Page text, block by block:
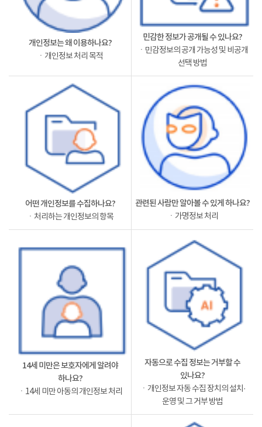
개인정보는 왜 이용하나요?
ㆍ개인정보 처리 목적
민감한 정보가 공개될 수 있나요?
ㆍ민감정보의 공개 가능성 및 비공개
선택 방법
어떤 개인정보를 수집하나요?
ㆍ처리하는 개인정보의 항목
관련된 사람만 알아볼 수 있게 하나요?
ㆍ가명정보 처리
14세 미만은 보호자에게 알려야
하나요?
ㆍ14세 미만 아동의 개인정보 처리
자동으로 수집 정보는 거부할 수
있나요?
ㆍ개인정보 자동 수집 장치의 설치·
운영 및 그 거부 방법